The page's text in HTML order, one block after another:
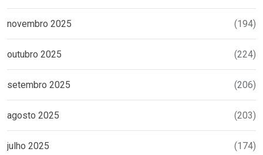
novembro 2025 (194)
outubro 2025 (224)
setembro 2025 (206)
agosto 2025 (203)
julho 2025 (174)